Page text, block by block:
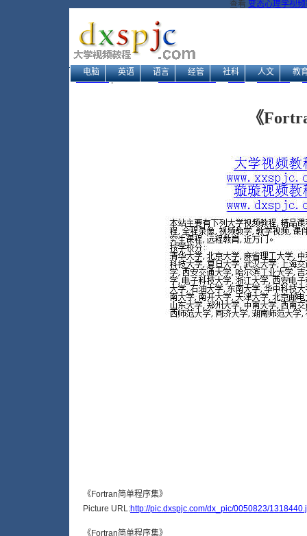
查看 变态心理学视
电脑 英语 语言 经管 社科 人文 教
网站地图| 当前位置：大学视频教程网→电脑→编程开发→
《
Picture URL:http://pic.dxspjc.com/dx_pic/0050823/